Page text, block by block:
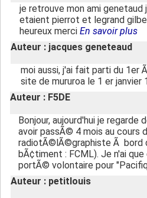
je retrouve mon ami
etaient pierrot et legrand
heureux merci En savoir plus
Auteur : jacques geneteaud
moi aussi, j'ai fait parti du 1er
site de mururoa le 1 er janvier
Auteur : F5DE
Bonjour, aujourd'hui je
avoir passÃ© 4 mois au
radiotÃ©lÃ©graphiste Ã bord
bÃ¢timent : FCML). Je n'ai
portÃ© volontaire pour
Auteur : petitlouis